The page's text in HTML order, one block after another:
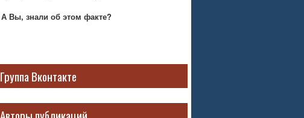
А Вы, знали об этом факте?
Группа Вконтакте